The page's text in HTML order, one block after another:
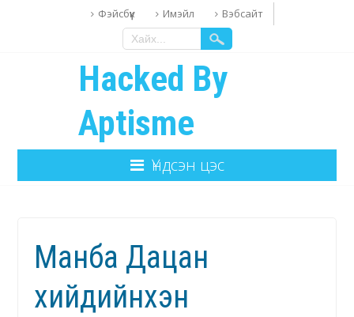
Фэйсбүүк Имэйл Вэбсайт
Hacked By
Aptisme
Үндсэн цэс
Манба Дацан
хийдийнхэн